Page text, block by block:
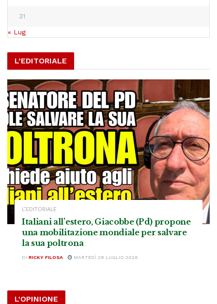
31
« Lug
L’EDITORIALE
L’EDITORIALE
Italiani all’estero, Giacobbe (Pd) propone
una mobilitazione mondiale per salvare
la sua poltrona
DI RICKY FILOSA MARTEDÌ 28 LUGLIO 2026
L'OPINIONE